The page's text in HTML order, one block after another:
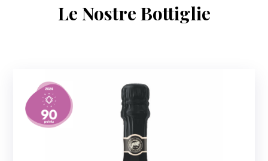
Le Nostre Bottiglie